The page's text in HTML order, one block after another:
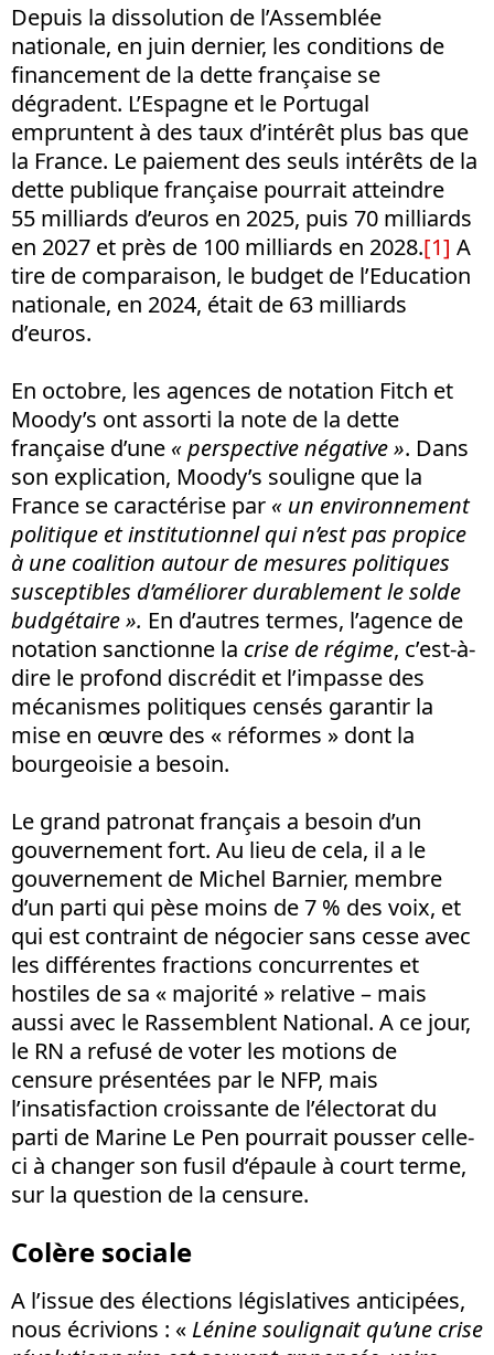
Depuis la dissolution de l’Assemblée
nationale, en juin dernier, les conditions de
financement de la dette française se
dégradent. L’Espagne et le Portugal
empruntent à des taux d’intérêt plus bas que
la France. Le paiement des seuls intérêts de la
dette publique française pourrait atteindre
55 milliards d’euros en 2025, puis 70 milliards
en 2027 et près de 100 milliards en 2028.[1] A
tire de comparaison, le budget de l’Education
nationale, en 2024, était de 63 milliards
d’euros.
En octobre, les agences de notation Fitch et
Moody’s ont assorti la note de la dette
française d’une « perspective négative ». Dans
son explication, Moody’s souligne que la
France se caractérise par « un environnement
politique et institutionnel qui n’est pas propice
à une coalition autour de mesures politiques
susceptibles d’améliorer durablement le solde
budgétaire ». En d’autres termes, l’agence de
notation sanctionne la crise de régime, c’est-à-
dire le profond discrédit et l’impasse des
mécanismes politiques censés garantir la
mise en œuvre des « réformes » dont la
bourgeoisie a besoin.
Le grand patronat français a besoin d’un
gouvernement fort. Au lieu de cela, il a le
gouvernement de Michel Barnier, membre
d’un parti qui pèse moins de 7 % des voix, et
qui est contraint de négocier sans cesse avec
les différentes fractions concurrentes et
hostiles de sa « majorité » relative – mais
aussi avec le Rassemblent National. A ce jour,
le RN a refusé de voter les motions de
censure présentées par le NFP, mais
l’insatisfaction croissante de l’électorat du
parti de Marine Le Pen pourrait pousser celle-
ci à changer son fusil d’épaule à court terme,
sur la question de la censure.
Colère sociale
A l’issue des élections législatives anticipées,
nous écrivions : « Lénine soulignait qu’une crise